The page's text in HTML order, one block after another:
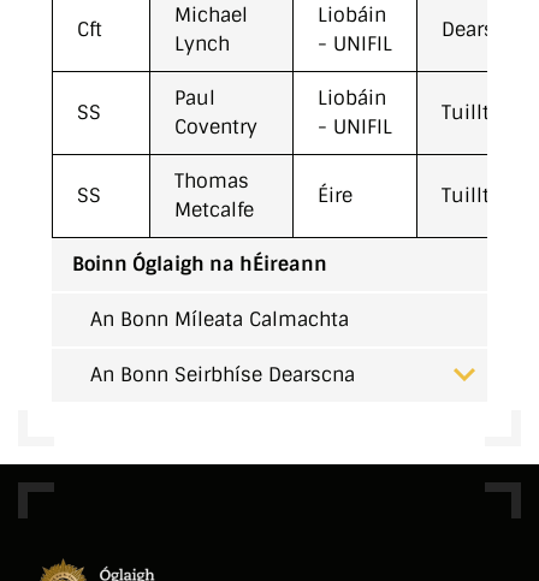
Cft
Michael
Lynch
Liobáin
- UNIFIL
SS
Paul
Coventry
Liobáin
- UNIFIL
SS
Thomas
Metcalfe
Éire
Boinn Óglaigh na hÉireann
An Bonn Míleata Calmachta
An Bonn Seirbhíse Dearscna